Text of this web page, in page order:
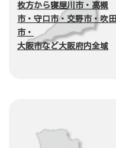
枚方から寝屋川市・高槻
市・守口市・交野市・吹田
市・
大阪市など大阪府内全域